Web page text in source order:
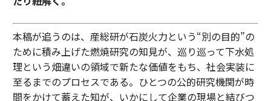
本稿が追うのは、産総研が石炭火力という“別の目的”の
ために積み上げた燃焼研究の知見が、巡り巡って下水処
理という畑違いの領域で新たな価値をもち、社会実装に
至るまでのプロセスである。ひとつの公的研究機関が時
間をかけて蓄えた知が、いかにして企業の現場と結びつ